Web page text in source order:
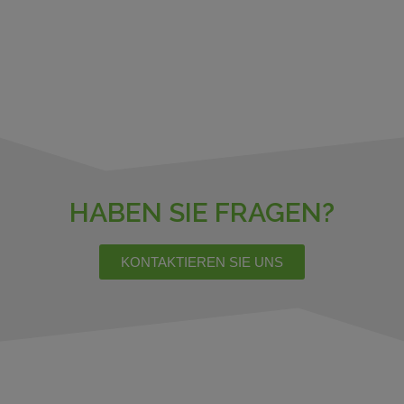
HABEN SIE FRAGEN?
KONTAKTIEREN SIE UNS